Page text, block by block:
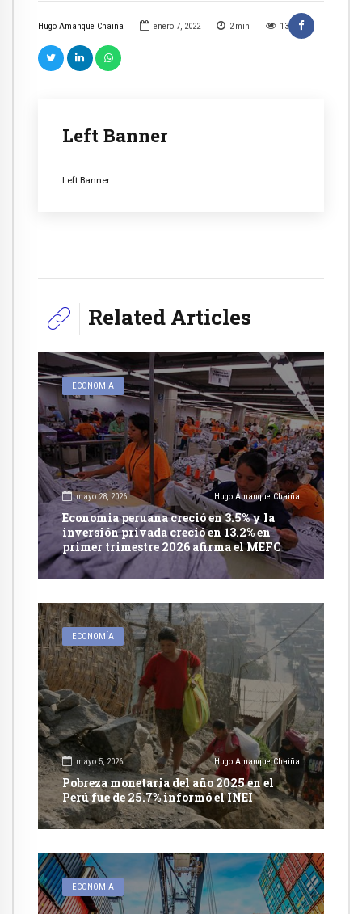
Hugo Amanque Chaiña enero 7, 2022 2 min 13
Left Banner
Left Banner
Related Articles
ECONOMÍA
mayo 28, 2026 Hugo Amanque Chaiña
Economia peruana creció en 3.5% y la
inversión privada creció en 13.2% en
primer trimestre 2026 afirma el MEFC
ECONOMÍA
mayo 5, 2026 Hugo Amanque Chaiña
Pobreza monetaria del año 2025 en el
Perú fue de 25.7% informó el INEI
ECONOMÍA